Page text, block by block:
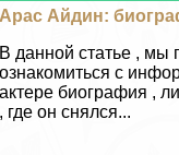
Арас Айдин:
В данной статье , мы
ознакомиться с
актере биография ,
, где он снялся...